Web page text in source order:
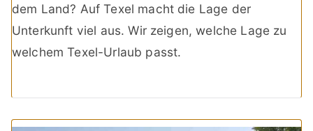
dem Land? Auf Texel macht die Lage der
Unterkunft viel aus. Wir zeigen, welche Lage zu
welchem Texel-Urlaub passt.